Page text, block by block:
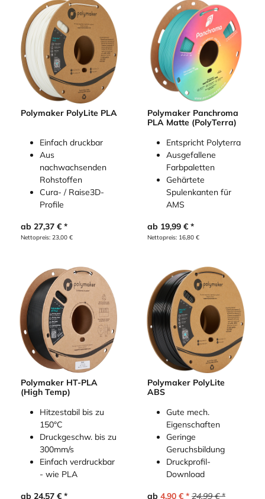
Polymaker PolyLite PLA
Einfach druckbar
Aus
nachwachsenden
Rohstoffen
Cura- / Raise3D-
Profile
ab 27,37 €
Nettopreis: 23,00 €
Polymaker Panchroma
PLA Matte (PolyTerra)
Entspricht Polyterra
Ausgefallene
Farbpaletten
Gehärtete
Spulenkanten für
AMS
ab 19,99€
Nettopreis: 16,80€
Polymaker HT-PLA
(High Temp)
Hitzestabil bis zu
150°C
Druckgeschw. bis zu
300mm/s
Einfach verdruckbar
- wie PLA
ab 24,57 €
Polymaker PolyLite
ABS
Gute mech.
Eigenschaften
Geringe
Geruchsbildung
Druckprofil-
Download
ab 4,90€ 24,99€